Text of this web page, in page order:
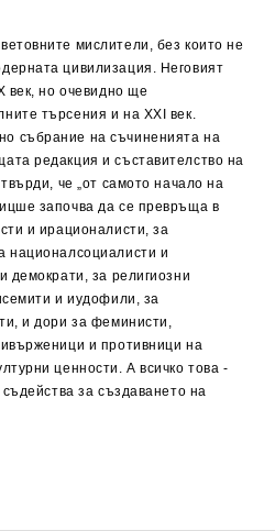
мислители, без които не
цивилизация. Неговият
век, но очевидно ще
търсения и на XXI век.
събрание на съчиненията на
редакция и съставителство на
че „от самото начало на
започва да се превръща в
и ирационалисти, за
националсоциалисти и
демократи, за религиозни
и иудофили, за
и дори за феминисти,
и противници на
ценности. А всичко това -
за създаването на